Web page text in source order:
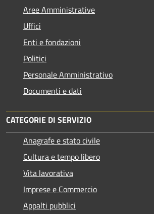
Aree Amministrative
Uffici
Enti e fondazioni
Politici
Personale Amministrativo
Documenti e dati
CATEGORIE DI SERVIZIO
Anagrafe e stato civile
Cultura e tempo libero
Vita lavorativa
Imprese e Commercio
Appalti pubblici